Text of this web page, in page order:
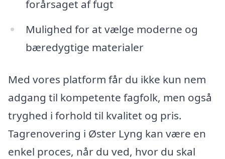
forårsaget af fugt
Mulighed for at vælge moderne og
bæredygtige materialer
Med vores platform får du ikke kun nem
adgang til kompetente fagfolk, men også
tryghed i forhold til kvalitet og pris.
Tagrenovering i Øster Lyng kan være en
enkel proces, når du ved, hvor du skal